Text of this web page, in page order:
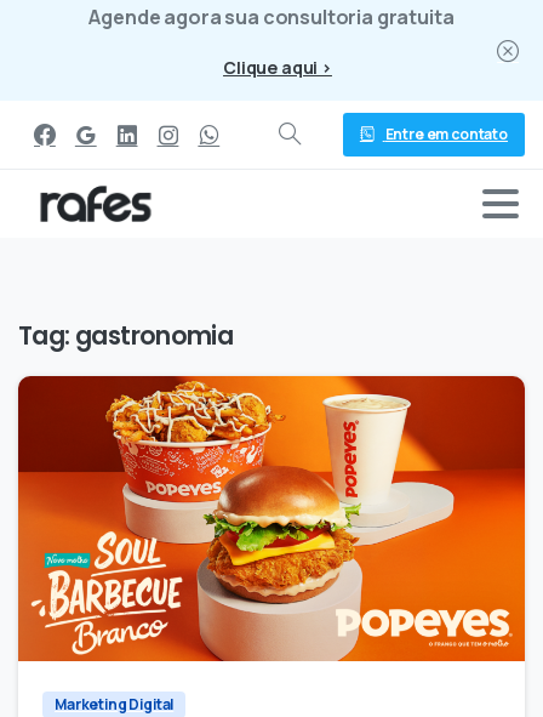
Agende agora sua consultoria gratuita
Clique aqui >
Entre em contato
Tag: gastronomia
0 0
Marketing Digital